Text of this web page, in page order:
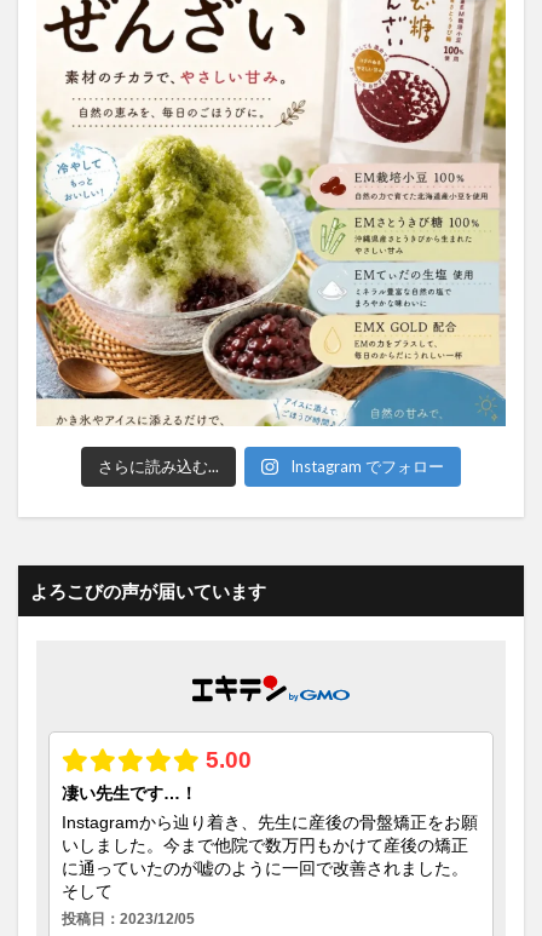
さらに読み込む... Instagram でフォロー
よろこびの声が届いています